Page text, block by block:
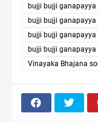
bujji bujji ganapayya
bujji bujji ganapayya
bujji bujji ganapayya
bujji bujji ganapayya
Vinayaka Bhajana